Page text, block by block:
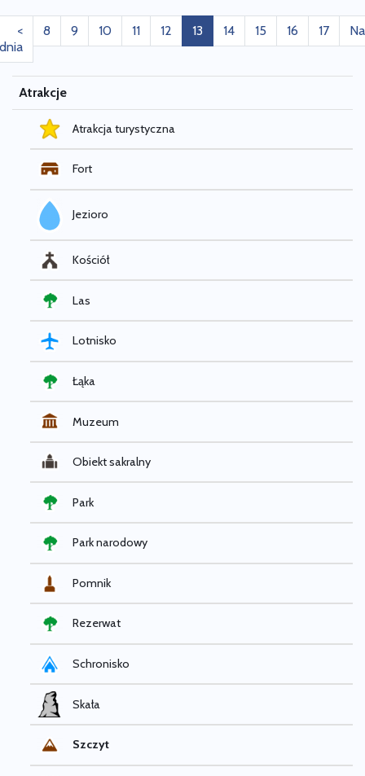
<
8 9 10 11 12 13 14 15 16 17
Atrakcje
Atrakcja turystyczna
Fort
Jezioro
Kościół
Las
Lotnisko
Łąka
Muzeum
Obiekt sakralny
Park
Park narodowy
Pomnik
Rezerwat
Schronisko
Skała
Szczyt